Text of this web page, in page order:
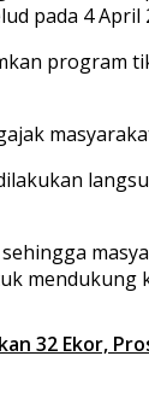
pada 4 April
32 Ekor,